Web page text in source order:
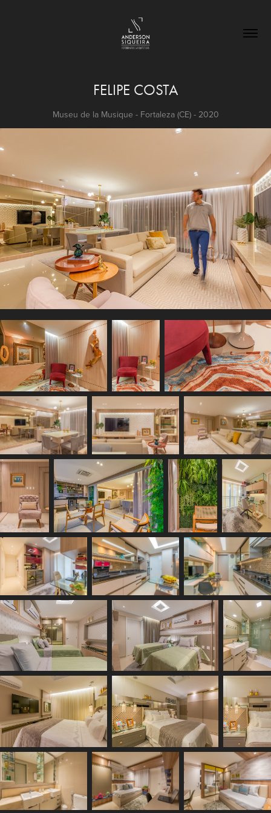
FELIPE COSTA
Museu de la Musique - Fortaleza (CE) - 2020